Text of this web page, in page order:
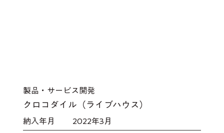
製品・サービス開発
クロコダイル（ライブハウス）
​納入年月 2022年3月